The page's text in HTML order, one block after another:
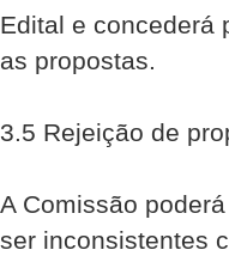
Edital e concederá
as propostas.
3.5 Rejeição de
A Comissão
ser inconsistentes